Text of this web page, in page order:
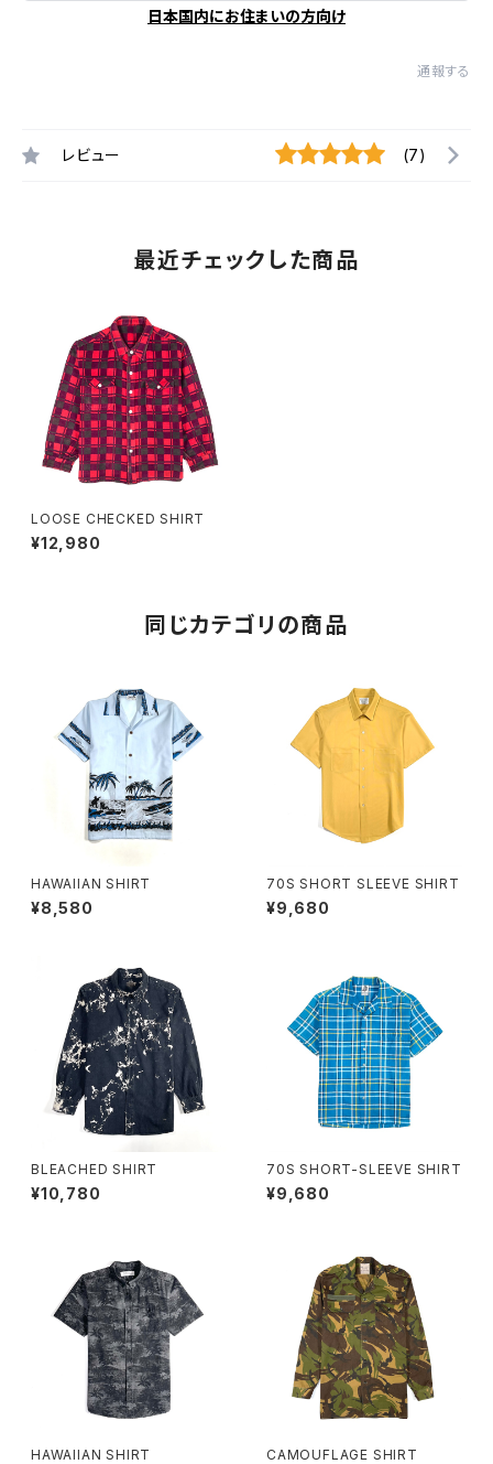
日本国内にお住まいの方向け
通報する
レビュー (7)
最近チェックした商品
LOOSE CHECKED SHIRT
¥12,980
同じカテゴリの商品
HAWAIIAN SHIRT
¥8,580
70S SHORT SLEEVE SHIRT
¥9,680
BLEACHED SHIRT
¥10,780
70S SHORT-SLEEVE SHIRT
¥9,680
HAWAIIAN SHIRT CAMOUFLAGE SHIRT